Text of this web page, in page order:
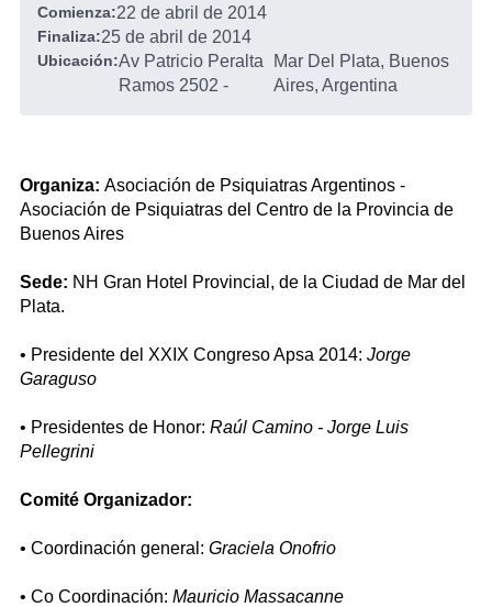
Comienza:22 de abril de 2014
Finaliza:25 de abril de 2014
Ubicación:Av Patricio Peralta
Ramos 2502 -
Mar Del Plata, Buenos
Aires, Argentina
Organiza: Asociación de Psiquiatras Argentinos -
Asociación de Psiquiatras del Centro de la Provincia de
Buenos Aires
Sede: NH Gran Hotel Provincial, de la Ciudad de Mar del
Plata.
• Presidente del XXIX Congreso Apsa 2014: Jorge
Garaguso
• Presidentes de Honor: Raúl Camino - Jorge Luis
Pellegrini
Comité Organizador:
• Coordinación general: Graciela Onofrio
• Co Coordinación: Mauricio Massacanne